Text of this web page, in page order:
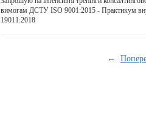
вимогам ДСТУ ISO 9001:2015 - Практикум
19011:2018
←